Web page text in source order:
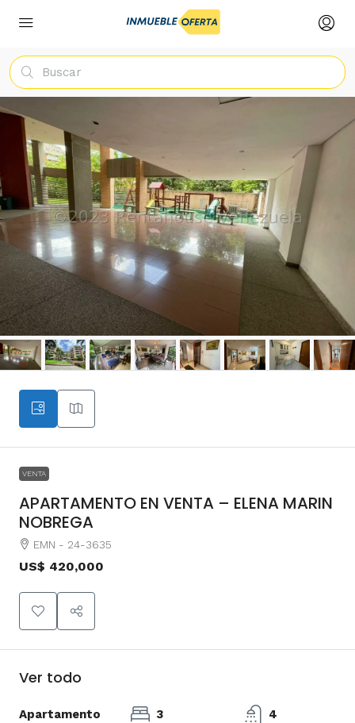
VENTA
APARTAMENTO EN VENTA – ELENA MARIN
NOBREGA
EMN - 24-3635
US$ 420,000
Ver todo
Apartamento
3
4